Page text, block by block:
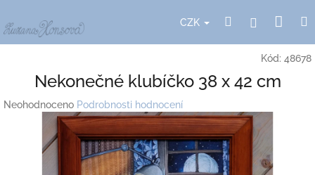
na
obsah
CZK HledatPřihlášení
Kód: 48678
Nekonečné klubíčko 38 x 42 cm
Průměrné
Neohodnoceno Podrobnosti hodnocení